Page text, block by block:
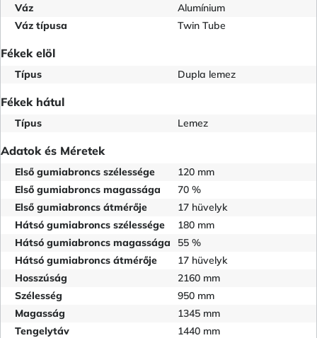
Váz
Alumínium
Váz típusa
Twin Tube
Fékek elöl
Típus Dupla lemez
Fékek hátul
Típus Lemez
Adatok és Méretek
Első gumiabroncs szélessége
120 mm
Első gumiabroncs magassága
70 %
Első gumiabroncs átmérője
17 hüvelyk
Hátsó gumiabroncs szélessége
180 mm
Hátsó gumiabroncs magassága
55 %
Hátsó gumiabroncs átmérője
17 hüvelyk
Hosszúság
2160 mm
Szélesség
950 mm
Magasság
1345 mm
Tengelytáv
1440 mm